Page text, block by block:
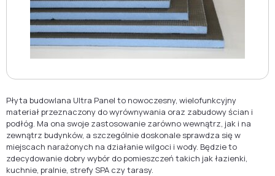
Płyta budowlana Ultra Panel to nowoczesny, wielofunkcyjny
materiał przeznaczony do wyrównywania oraz zabudowy ścian i
podłóg. Ma ona swoje zastosowanie zarówno wewnątrz, jak i na
zewnątrz budynków, a szczególnie doskonale sprawdza się w
miejscach narażonych na działanie wilgoci i wody. Będzie to
zdecydowanie dobry wybór do pomieszczeń takich jak łazienki,
kuchnie, pralnie, strefy SPA czy tarasy.